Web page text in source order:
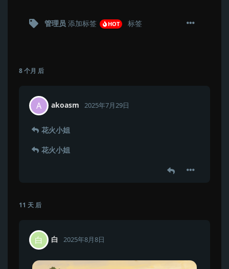
管理员 添加标签 HOT 标签
8 个月 后
A akoasm 2025年7月29日
花火小姐
花火小姐
11 天 后
白 白 2025年8月8日